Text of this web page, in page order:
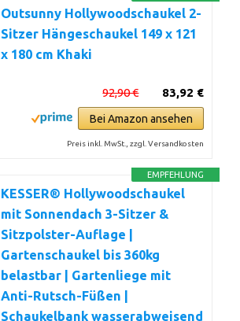
Outsunny Hollywoodschaukel 2-
Sitzer Hängeschaukel 149 x 121
x 180 cm Khaki
83,92 €
92,90 €
Bei Amazon ansehen
Preis inkl. MwSt., zzgl. Versandkosten
EMPFEHLUNG
KESSER® Hollywoodschaukel
mit Sonnendach 3-Sitzer &
Sitzpolster-Auflage |
Gartenschaukel bis 360kg
belastbar | Gartenliege mit
Anti-Rutsch-Füßen |
Schaukelbank wasserabweisend